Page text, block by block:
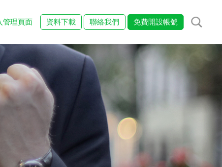
管理頁面 資料下載 聯絡我們 免費開設帳號